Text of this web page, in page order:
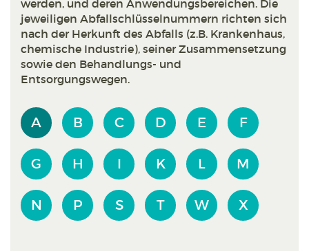
werden, und deren Anwendungsbereichen. Die
jeweiligen Abfallschlüsselnummern richten sich
nach der Herkunft des Abfalls (z.B. Krankenhaus,
chemische Industrie), seiner Zusammensetzung
sowie den Behandlungs- und
Entsorgungswegen.
A B C D E F
G H I K L M
N P S T W X